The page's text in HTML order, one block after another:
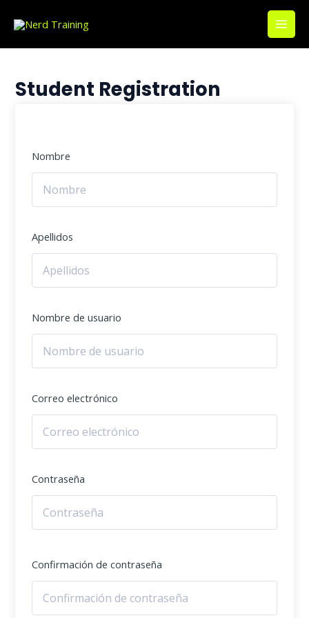
contenido
Main
Student Registration
Nombre
Apellidos
Nombre de usuario
Correo electrónico
Contraseña
Confirmación de contraseña